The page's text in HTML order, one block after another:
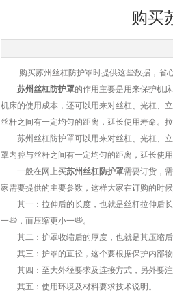
购买
购买苏州丝杠防护罩时提供这些数据，省
苏州丝杠防护罩的作用主要是用来保护机
机床的使用成本，还可以用来对丝杠、光杠、
丝杆之间有一定均匀的距离，延长使用寿命。
苏州丝杠防护罩可以用来对丝杠、光杠、立
罩内腔与丝杆之间有一定均匀的距离，延长使
一般在网上买苏州丝杠防护罩需要订货，
家需要提供的主要参数，这样大家在订购的时
其一：拉伸后的长度，也就是丝杆拉伸后长
一些，而压缩更小一些。
其二：护罩收缩后的厚度，也就是其压缩后
其三：护罩的直径，这个要根据保护内部物
其四：至大外径要求及连接方式，另外要注
其五：使用环境及材料要求技术说明。